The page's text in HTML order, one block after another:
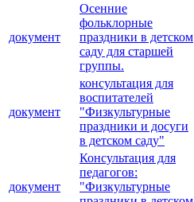
документ
Осенние
фольклорные
праздники в детском
саду для старшей
группы.
документ
консультация для
воспитателей
"Физкультурные
праздники и досуги
в детском саду"
документ
Консультация для
педагогов:
"Физкультурные